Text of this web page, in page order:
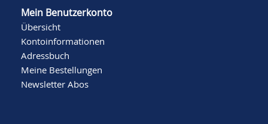
Mein Benutzerkonto
Übersicht
Kontoinformationen
Adressbuch
Meine Bestellungen
Newsletter Abos